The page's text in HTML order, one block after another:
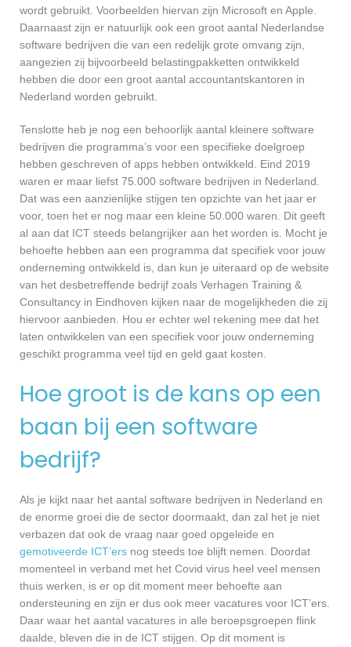
wordt gebruikt. Voorbeelden hiervan zijn Microsoft en Apple.
Daarnaast zijn er natuurlijk ook een groot aantal Nederlandse
software bedrijven die van een redelijk grote omvang zijn,
aangezien zij bijvoorbeeld belastingpakketten ontwikkeld
hebben die door een groot aantal accountantskantoren in
Nederland worden gebruikt.
Tenslotte heb je nog een behoorlijk aantal kleinere software
bedrijven die programma’s voor een specifieke doelgroep
hebben geschreven of apps hebben ontwikkeld. Eind 2019
waren er maar liefst 75.000 software bedrijven in Nederland.
Dat was een aanzienlijke stijgen ten opzichte van het jaar er
voor, toen het er nog maar een kleine 50.000 waren. Dit geeft
al aan dat ICT steeds belangrijker aan het worden is. Mocht je
behoefte hebben aan een programma dat specifiek voor jouw
onderneming ontwikkeld is, dan kun je uiteraard op de website
van het desbetreffende bedrijf zoals Verhagen Training &
Consultancy in Eindhoven kijken naar de mogelijkheden die zij
hiervoor aanbieden. Hou er echter wel rekening mee dat het
laten ontwikkelen van een specifiek voor jouw onderneming
geschikt programma veel tijd en geld gaat kosten.
Hoe groot is de kans op een
baan bij een software
bedrijf?
Als je kijkt naar het aantal software bedrijven in Nederland en
de enorme groei die de sector doormaakt, dan zal het je niet
verbazen dat ook de vraag naar goed opgeleide en
gemotiveerde ICT’ers nog steeds toe blijft nemen. Doordat
momenteel in verband met het Covid virus heel veel mensen
thuis werken, is er op dit moment meer behoefte aan
ondersteuning en zijn er dus ook meer vacatures voor ICT’ers.
Daar waar het aantal vacatures in alle beroepsgroepen flink
daalde, bleven die in de ICT stijgen. Op dit moment is